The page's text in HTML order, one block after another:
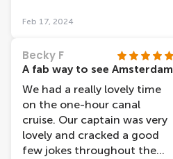
Feb 17, 2024
Becky F
A fab way to see Amsterdam
We had a really lovely time
on the one-hour canal
cruise. Our captain was very
lovely and cracked a good
few jokes throughout the